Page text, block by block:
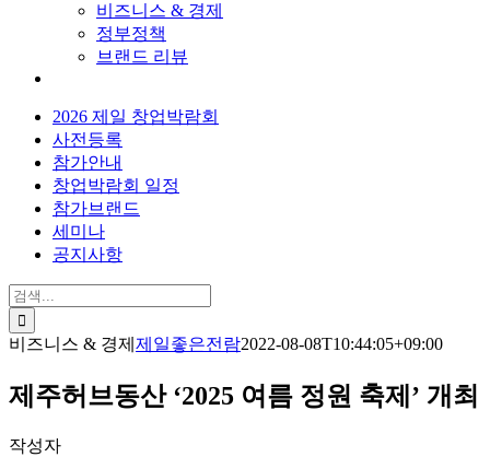
비즈니스 & 경제
정부정책
브랜드 리뷰
2026 제일 창업박람회
사전등록
참가안내
창업박람회 일정
참가브랜드
세미나
공지사항
검
색:
비즈니스 & 경제 제일좋은전람2022-08-08T10:44:05+09:00
제주허브동산 ‘2025 여름 정원 축제’ 개최
작성자